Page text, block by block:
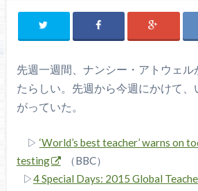
先週一週間、ナンシー・アトウェ
たらしい。先週から今週にかけて、
がっていた。
▷ ‘World’s best teacher’ warns on
testing
（BBC）
▷4 Special Days: 2015 Global